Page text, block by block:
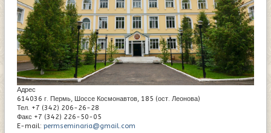
Адрес
614036 г. Пермь, Шоссе Космонавтов, 185 (ост. Леонова)
Тел. +7 (342) 206-26-28
Факс +7 (342) 226-50-05
E-mail: permseminaria@gmail.com